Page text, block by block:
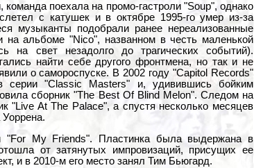
поехала на промо-гастроли "Soup", однако
с катушек и в октябре 1995-го умер из-за
музыканты подобрали ранее нереализованные
на альбоме "Nico", названном в честь маленькой
на свет незадолго до трагических событий).
найти себе другого фронтмена, но так и не
о самороспуске. В 2002 году "Capitol Records"
серии "Classic Masters" и, удивившись бойким
сборник "The Best Of Blind Melon". Следом на
"Live At The Palace", а спустя несколько месяцев
Уоррена.
"For My Friends". Пластинка была выдержана в
от затянутых импровизаций, присущих ее
и в 2010-м его место занял Тим Бьюгард.